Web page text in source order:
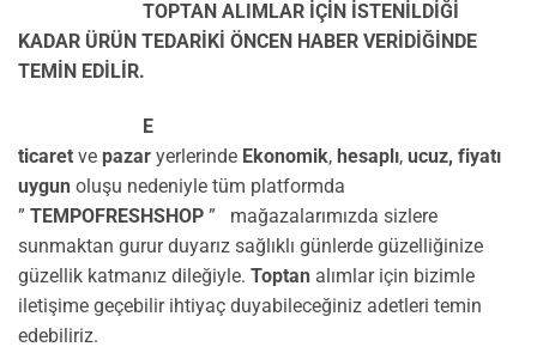
TOPTAN ALIMLAR İÇİN İSTENİLDİĞİ
KADAR ÜRÜN TEDARİKİ ÖNCEN HABER VERİDİĞİNDE
TEMİN EDİLİR.
E
ticaret ve pazar yerlerinde Ekonomik, hesaplı, ucuz, fiyatı
uygun oluşu nedeniyle tüm platformda
” TEMPOFRESHSHOP ” mağazalarımızda sizlere
sunmaktan gurur duyarız sağlıklı günlerde güzelliğinize
güzellik katmanız dileğiyle. Toptan alımlar için bizimle
iletişime geçebilir ihtiyaç duyabileceğiniz adetleri temin
edebiliriz.